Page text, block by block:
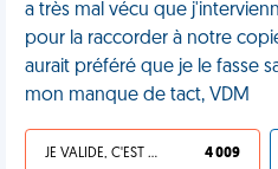
a très mal vécu que
pour la raccorder à notre
aurait préféré que je le fasse
mon manque de tact, VDM
JE VALIDE, C'EST UNE VDM 4 009